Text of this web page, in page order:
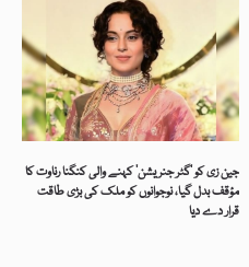
جین زی کو ’گٹر جنریشن‘ کہنے والی کنگنا رناوت کا
مؤقف بدل گیا، نوجوانوں کو ملک کی بڑی طاقت
قرار دے دیا